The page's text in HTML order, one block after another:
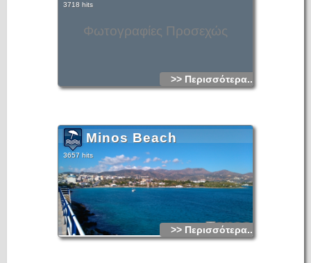
Φωτογραφίες Προσεχώς
3718 hits
>> Περισσότερα...
Minos Beach
3657 hits
>> Περισσότερα...